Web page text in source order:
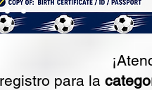
para la